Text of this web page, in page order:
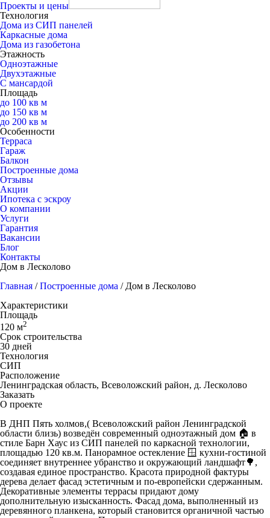
Проекты и цены
Технология
Дома из СИП панелей
Каркасные дома
Дома из газобетона
Этажность
Одноэтажные
Двухэтажные
С мансардой
Площадь
до 100 кв м
до 150 кв м
до 200 кв м
Особенности
Терраса
Гараж
Балкон
Построенные дома
Отзывы
Акции
Ипотека с эскроу
О компании
Услуги
Гарантия
Вакансии
Блог
Контакты
Дом в Лесколово
Главная /Построенные дома / Дом в Лесколово
Характеристики
Площадь
120 м2
Срок строительства
30 дней
Технология
СИП
Расположение
Ленинградская область, Всеволожский район, д. Лесколово
Заказать
О проекте
В ДНП Пять холмов,( Всеволожский район Ленинградской
области близь) возведён современный одноэтажный дом 🏠 в
стиле Барн Хаус из СИП панелей по каркасной технологии,
площадью 120 кв.м. Панорамное остекление 🪟 кухни-гостиной
соединяет внутреннее убранство и окружающий ландшафт🌳,
создавая единое пространство. Красота природной фактуры
дерева делает фасад эстетичным и по-европейски сдержанным.
Декоративные элементы террасы придают дому
дополнительную изысканность. Фасад дома, выполненный из
деревянного планкена, который становится органичной частью